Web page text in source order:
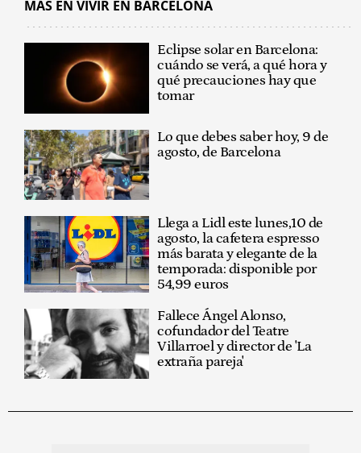
MÁS EN VIVIR EN BARCELONA
Eclipse solar en Barcelona:
cuándo se verá, a qué hora y
qué precauciones hay que
tomar
Lo que debes saber hoy, 9 de
agosto, de Barcelona
Llega a Lidl este lunes,10 de
agosto, la cafetera espresso
más barata y elegante de la
temporada: disponible por
54,99 euros
Fallece Ángel Alonso,
cofundador del Teatre
Villarroel y director de 'La
extraña pareja'